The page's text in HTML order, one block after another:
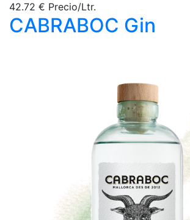
42.72 € Precio/Ltr.
CABRABOC Gin